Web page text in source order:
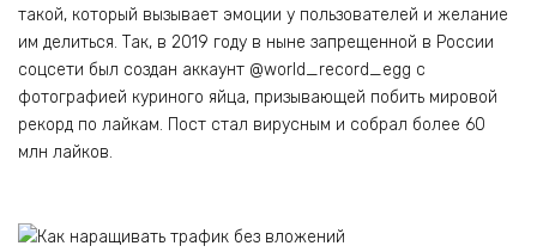
такой, который вызывает эмоции у пользователей и желание
им делиться. Так, в 2019 году в ныне запрещенной в России
соцсети был создан аккаунт @world_record_egg с
фотографией куриного яйца, призывающей побить мировой
рекорд по лайкам. Пост стал вирусным и собрал более 60
млн лайков.